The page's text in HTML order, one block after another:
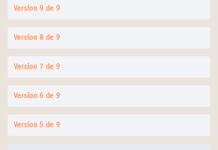
Version 9 de 9
Version 8 de 9
Version 7 de 9
Version 6 de 9
Version 5 de 9